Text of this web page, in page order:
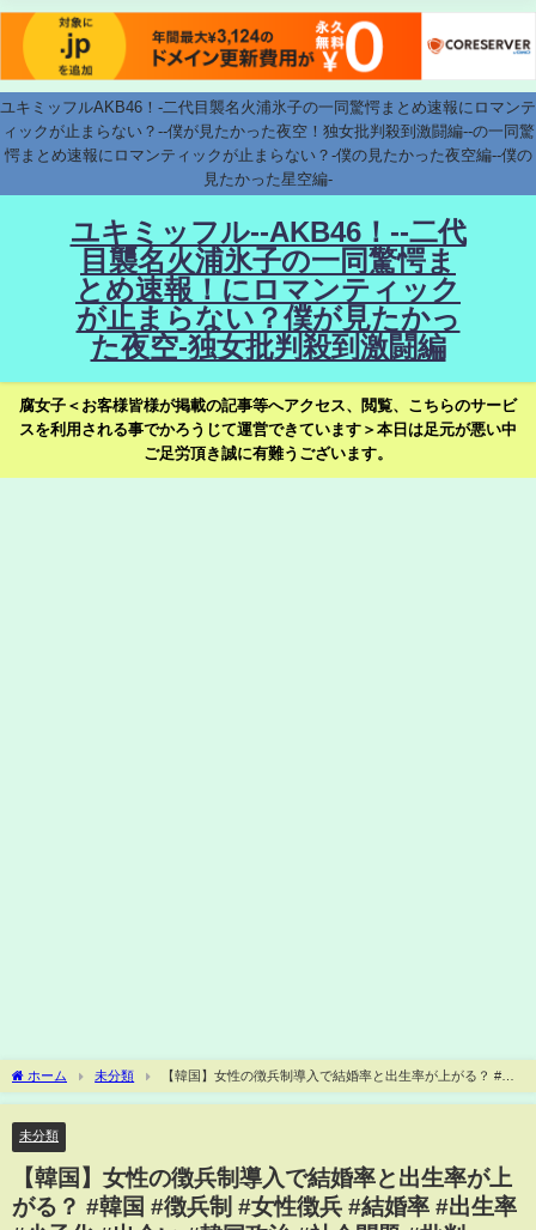
ユキミッフルAKB46！-二代目襲名火浦氷子の一同驚愕まとめ速報にロマンテ
ィックが止まらない？--僕が見たかった夜空！独女批判殺到激闘編--の一同驚
愕まとめ速報にロマンティックが止まらない？-僕の見たかった夜空編--僕の
見たかった星空編-
ユキミッフル--AKB46！--二代
目襲名火浦氷子の一同驚愕ま
とめ速報！にロマンティック
が止まらない？僕が見たかっ
た夜空-独女批判殺到激闘編
腐女子＜お客様皆様が掲載の記事等へアクセス、閲覧、こちらのサービ
スを利用される事でかろうじて運営できています＞本日は足元が悪い中
ご足労頂き誠に有難うございます。
ホーム 未分類
【韓国】女性の徴兵制導入で結婚率と出生率が上がる？ #韓
国 #徴兵制 #女性徴兵 #結婚率 #出生率 #少子化 #出会い #韓国政治 #社会問題 #批判
未分類
【韓国】女性の徴兵制導入で結婚率と出生率が上
がる？ #韓国 #徴兵制 #女性徴兵 #結婚率 #出生率